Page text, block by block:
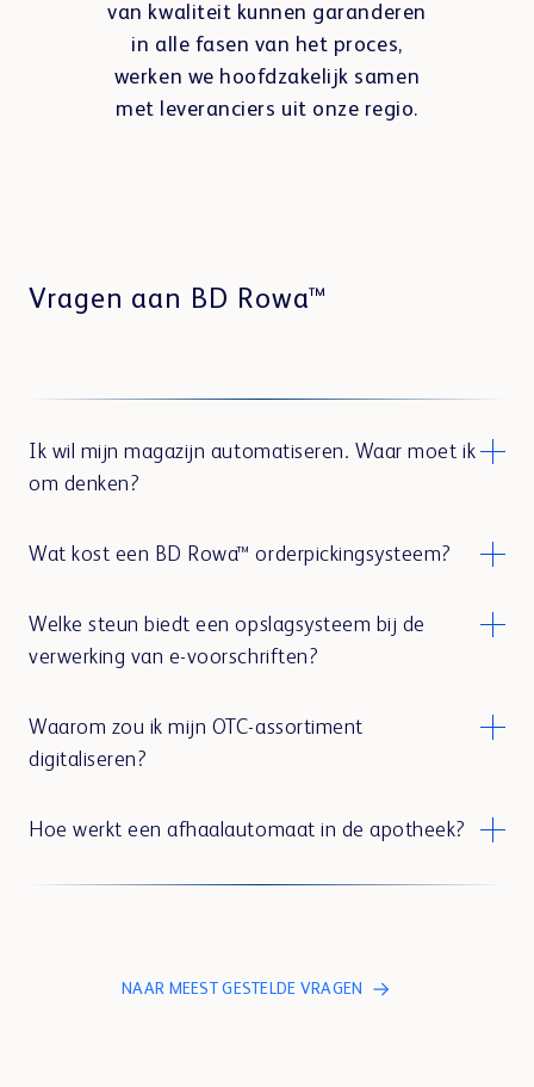
van kwaliteit kunnen garanderen
in alle fasen van het proces,
werken we hoofdzakelijk samen
met leveranciers uit onze regio.
Vragen aan BD Rowa™
Ik wil mijn magazijn automatiseren. Waar moet ik
om denken?
Wat kost een BD Rowa™ orderpickingsysteem?
Welke steun biedt een opslagsysteem bij de
verwerking van e-voorschriften?
Waarom zou ik mijn OTC-assortiment
digitaliseren?
Hoe werkt een afhaalautomaat in de apotheek?
NAAR MEEST GESTELDE VRAGEN